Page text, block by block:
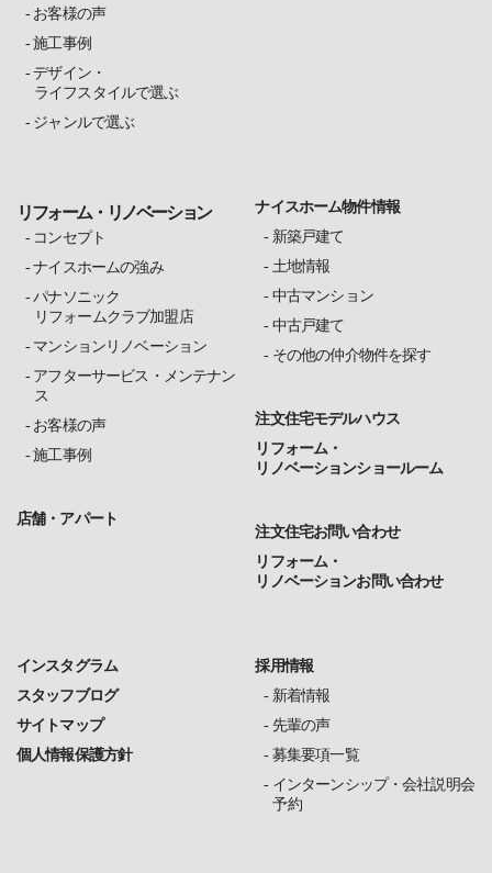
お客様の声
施工事例
デザイン・
ライフスタイルで選ぶ
ジャンルで選ぶ
リフォーム・リノベーション
コンセプト
ナイスホームの強み
パナソニック
リフォームクラブ加盟店
マンションリノベーション
アフターサービス・メンテナン
ス
お客様の声
施工事例
店舗・アパート
ナイスホーム物件情報
新築戸建て
土地情報
中古マンション
中古戸建て
その他の仲介物件を探す
注文住宅モデルハウス
リフォーム・
リノベーションショールーム
注文住宅お問い合わせ
リフォーム・
リノベーションお問い合わせ
インスタグラム
スタッフブログ
サイトマップ
個人情報保護方針
採用情報
新着情報
先輩の声
募集要項一覧
インターンシップ・会社説明会
予約